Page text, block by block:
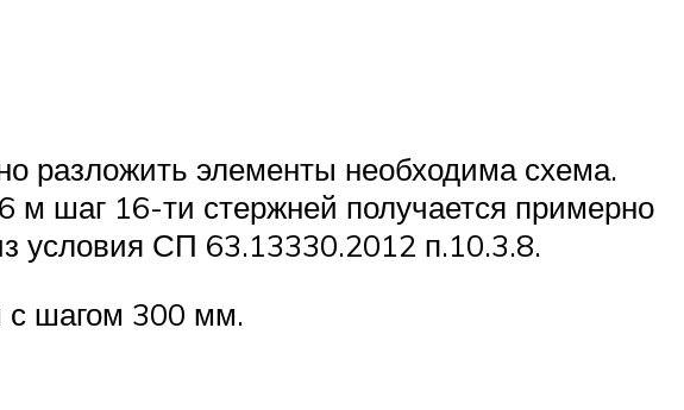
разложить элементы необходима схема.
м шаг 16-ти стержней получается примерно
условия СП 63.13330.2012 п.10.3.8.
с шагом 300 мм.